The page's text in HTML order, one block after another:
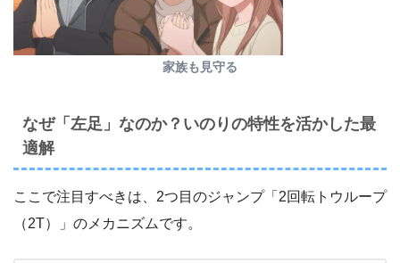
家族も見守る
なぜ「左足」なのか？いのりの特性を活かした最
適解
ここで注目すべきは、2つ目のジャンプ「2回転トウループ
（2T）」のメカニズムです。